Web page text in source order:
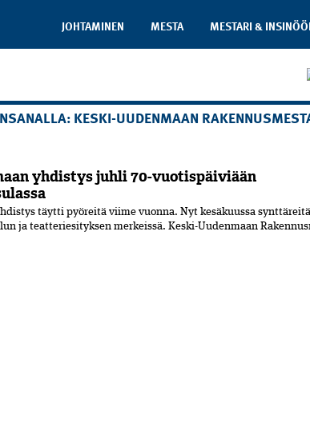
JOHTAMINEN MESTA MESTARI &
KESKI-UUDENMAAN
yhdistys juhli 70-vuotispäiviään
täytti pyöreitä viime vuonna. Nyt kesäkuussa
ja teatteriesityksen merkeissä. Keski-Uudenmaan